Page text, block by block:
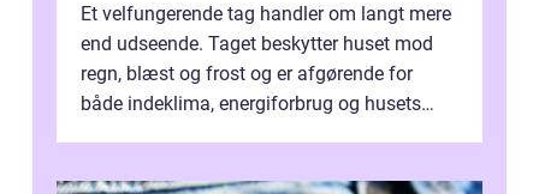
Et velfungerende tag handler om langt mere
end udseende. Taget beskytter huset mod
regn, blæst og frost og er afgørende for
både indeklima, energiforbrug og husets